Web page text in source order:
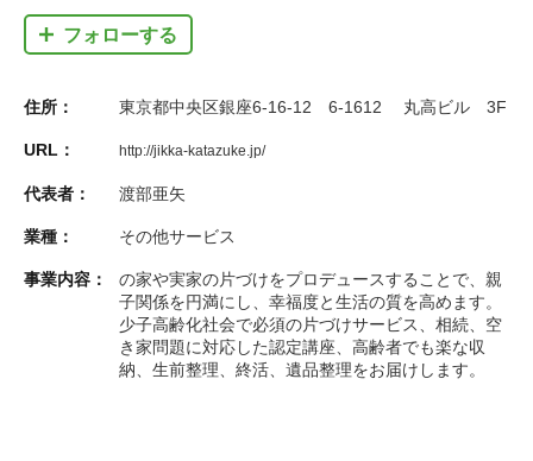
フォローする
住所： 東京都中央区銀座6-16-12 6-1612 丸高ビル 3F
URL： http://jikka-katazuke.jp/
代表者： 渡部亜矢
業種： その他サービス
事業内容：
の家や実家の片づけをプロデュースすることで、親
子関係を円満にし、幸福度と生活の質を高めます。
少子高齢化社会で必須の片づけサービス、相続、空
き家問題に対応した認定講座、高齢者でも楽な収
納、生前整理、終活、遺品整理をお届けします。